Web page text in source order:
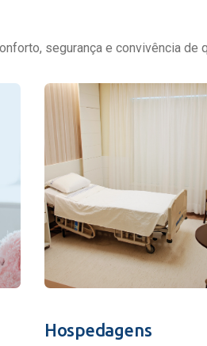
segurança e convivência de
Hospedagens